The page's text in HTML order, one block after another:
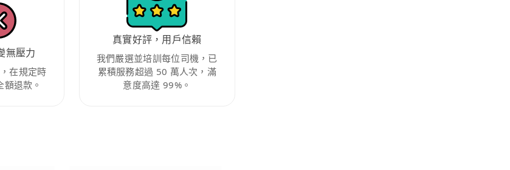
無壓力
在規定時
退款。
真實好評，用戶信賴
我們嚴選並培訓每位司機，已
累積服務超過 50 萬人次，滿
意度高達 99%。